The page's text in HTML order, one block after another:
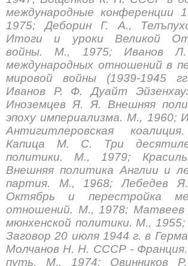
международные конференции
1975; Деборин Г. А.,
Итоги и уроки Великой
войны. М., 1975; Иванов
международных отношений в
мировой войны (1939-1945
Иванов Р. Ф. Дуайт
Иноземцев Я. Я. Внешняя
эпоху империализма. М., 1960;
Антигитлеровская
Капица М. С. Три
политики. М., 1979;
Внешняя политика Англии и
партия. М., 1968; Лебедев
Октябрь и перестройка
отношений. М., 1978;
мюнхенской политики. М., 1955;
Заговор 20 июля 1944 г. в
Молчанов Н. Н. СССР - Франция.
путь. М., 1974; Овинников